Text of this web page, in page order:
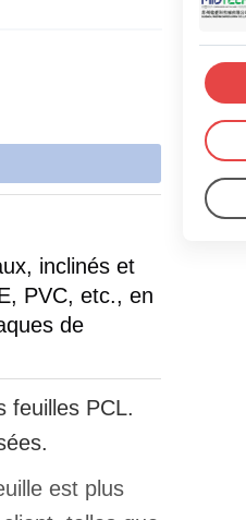
inclinés et
PVC, etc., en
de
feuilles PCL.
est plus